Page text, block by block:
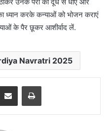
ध्यान करके कन्याओं को भोजन कराएं
के पैर छूकर आशीर्वाद लें.
Navratri 2025
Share via Email Print